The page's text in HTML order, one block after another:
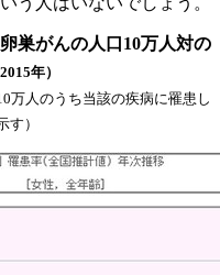
巣がんの人口10万人対の
年）
万人のうち当該の疾病に罹患し
す）